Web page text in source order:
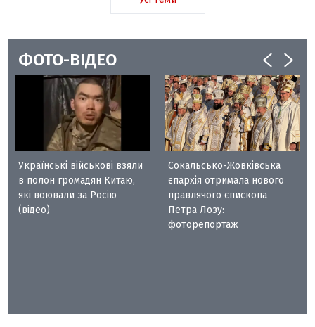
ФОТО-ВІДЕО
Українські військові взяли
в полон громадян Китаю,
які воювали за Росію
(відео)
Сокальсько-Жовківська
єпархія отримала нового
правлячого єпископа
Петра Лозу:
фоторепортаж